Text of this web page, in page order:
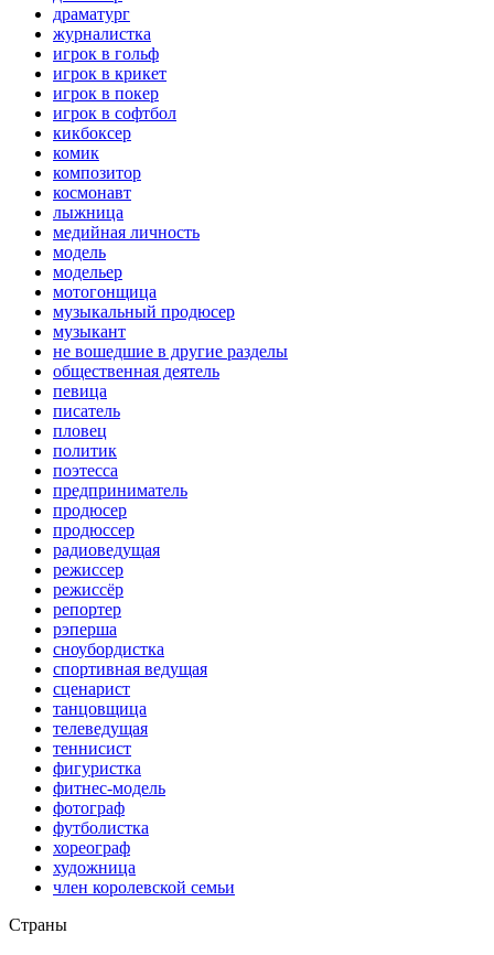
драматург
журналистка
игрок в гольф
игрок в крикет
игрок в покер
игрок в софтбол
кикбоксер
комик
композитор
космонавт
лыжница
медийная личность
модель
модельер
мотогонщица
музыкальный продюсер
музыкант
не вошедшие в другие разделы
общественная деятель
певица
писатель
пловец
политик
поэтесса
предприниматель
продюсер
продюссер
радиоведущая
режиссер
режиссёр
репортер
рэперша
сноубордистка
спортивная ведущая
сценарист
танцовщица
телеведущая
теннисист
фигуристка
фитнес-модель
фотограф
футболистка
хореограф
художница
член королевской семьи
Страны